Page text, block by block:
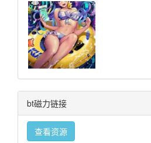
bt磁力链接
查看资源